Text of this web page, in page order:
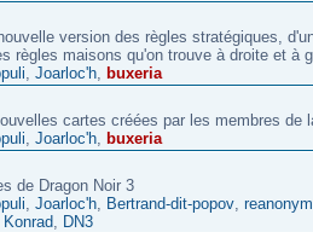
version des règles stratégiques,
règles maisons qu'on trouve à droite et à
, Joarloc'h, buxeria
cartes créées par les membres de
, Joarloc'h, buxeria
de Dragon Noir 3
, Joarloc'h, Bertrand-dit-popov,
Konrad, DN3